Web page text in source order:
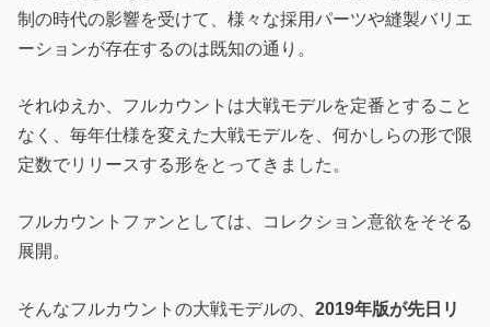
制の時代の影響を受けて、様々な採用パーツや縫製バリエ
ーションが存在するのは既知の通り。
それゆえか、フルカウントは大戦モデルを定番とすること
なく、毎年仕様を変えた大戦モデルを、何かしらの形で限
定数でリリースする形をとってきました。
フルカウントファンとしては、コレクション意欲をそそる
展開。
そんなフルカウントの大戦モデルの、 2019年版が先日リ